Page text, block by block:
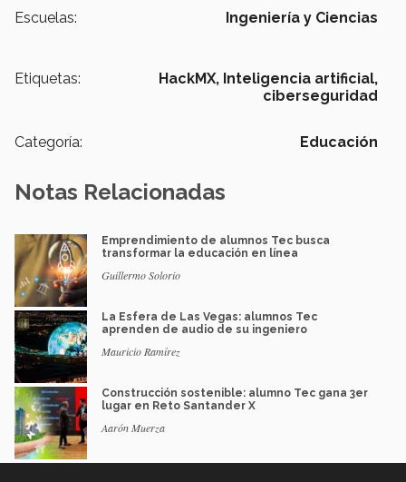
Escuelas: Ingeniería y Ciencias
Etiquetas: HackMX, Inteligencia artificial,
ciberseguridad
Categoría: Educación
Notas Relacionadas
Emprendimiento de alumnos Tec busca
transformar la educación en línea
Guillermo Solorio
La Esfera de Las Vegas: alumnos Tec
aprenden de audio de su ingeniero
Mauricio Ramírez
Construcción sostenible: alumno Tec gana 3er
lugar en Reto Santander X
Aarón Muerza